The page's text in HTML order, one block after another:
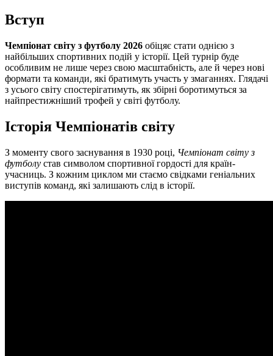
Вступ
Чемпіонат світу з футболу 2026 обіцяє стати однією з
найбільших спортивних подій у історії. Цей турнір буде
особливим не лише через свою масштабність, але й через нові
формати та команди, які братимуть участь у змаганнях. Глядачі
з усього світу спостерігатимуть, як збірні боротимуться за
найпрестижніший трофей у світі футболу.
Історія Чемпіонатів світу
З моменту свого заснування в 1930 році, Чемпіонат світу з
футболу став символом спортивної гордості для країн-
учасниць. З кожним циклом ми стаємо свідками геніальних
виступів команд, які залишають слід в історії.